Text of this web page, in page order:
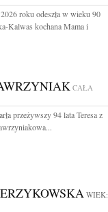
roku odeszła w wieku 90
Kalwas kochana Mama i
CAŁA
przeżywszy 94 lata Teresa z
WIEK: